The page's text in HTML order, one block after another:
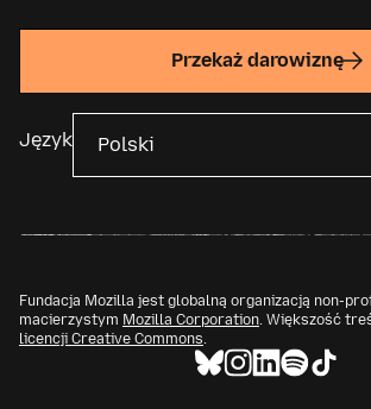
Przekaż darowiznę
Język
Fundacja Mozilla jest globalną organizacją non-
macierzystym Mozilla Corporation. Większość
licencji Creative Commons.